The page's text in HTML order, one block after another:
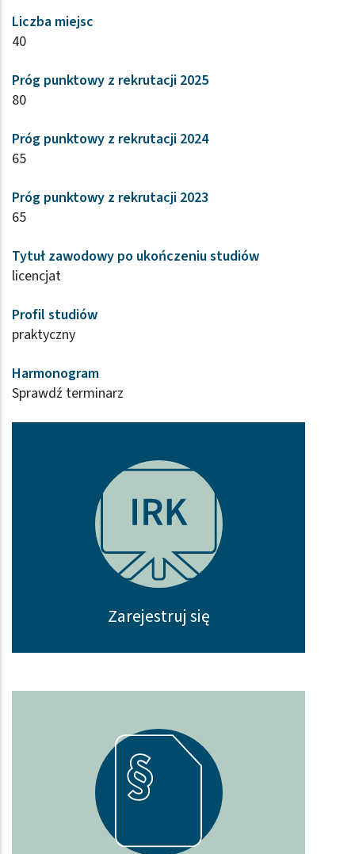
Liczba miejsc
40
Próg punktowy z rekrutacji 2025
80
Próg punktowy z rekrutacji 2024
65
Próg punktowy z rekrutacji 2023
65
Tytuł zawodowy po ukończeniu studiów
licencjat
Profil studiów
praktyczny
Harmonogram
Sprawdź terminarz
Zarejestruj się